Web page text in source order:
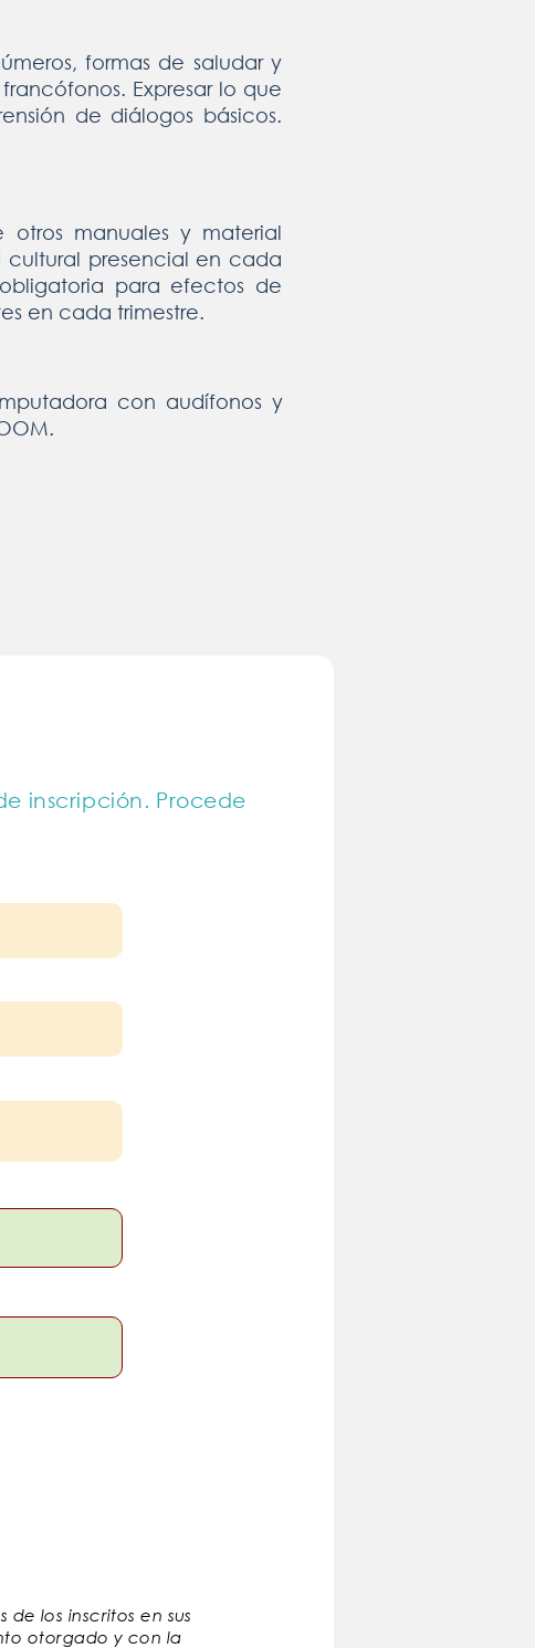
formas de saludar y
Expresar lo que
de diálogos básicos.
manuales y material
presencial en cada
para efectos de
en cada trimestre.
con audífonos y
inscripción. Procede
los inscritos en sus
otorgado y con la